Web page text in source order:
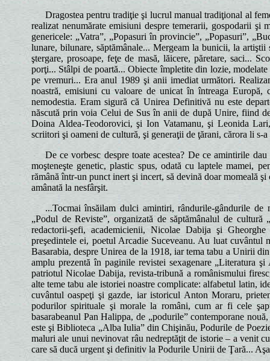
Dragostea pentru tradiţie şi lucrul manual tradiţional al
realizat nenumărate emisiuni despre temerarii, gospodarii
genericele: „Vatra”, „Popasuri în provincie”, „Popasuri”,
lunare, bilunare, săptămânale... Mergeam la bunicii, la
ştergare, prosoape, feţe de masă, lăicere, păretare, saci...
porţi... Stâlpi de poartă... Obiecte împletite din lozie,
pe vremuri... Era anul 1989 şi anii imediat următori.
noastră, emisiuni cu valoare de unicat în întreaga
nemodestia. Eram sigură că Unirea Definitivă nu este
născută prin voia Celui de Sus în anii de după Unire, fiind
Doina Aldea-Teodorovici, şi Ion Vatamanu, şi Leonida
scriitori şi oameni de cultură, şi generaţii de ţărani, cărora li s-
De ce vorbesc despre toate acestea? De ce amintirile
moşteneşte genetic, plastic spus, odată cu laptele mamei,
rămână într-un punct inert şi incert, să devină doar momeală
amânată la nesfârşit.
...Tocmai însăilam dulci amintiri, rândurile-gândurile
„Podul de Reviste”, organizată de săptămânalul de
redactorii-şefi, academicienii, Nicolae Dabija şi
preşedintele ei, poetul Arcadie Suceveanu. Au luat
Basarabia, despre Unirea de la 1918, iar tema tabu a Unirii
amplu prezentă în paginile revistei sexagenare „Literatura
patriotul Nicolae Dabija, revista-tribună a românismului
alte teme tabu ale istoriei noastre complicate: alfabetul latin,
cuvântul oaspeţi şi gazde, iar istoricul Anton Moraru,
podurilor spirituale şi morale la români, cum ar fi cele
basarabeanul Pan Halippa, de „podurile” contemporane
este şi Biblioteca „Alba Iulia” din Chişinău, Podurile de
maluri ale unui nevinovat râu nedreptăţit de istorie – a venit
care să ducă urgent şi definitiv la Podurile Unirii de Ţară...